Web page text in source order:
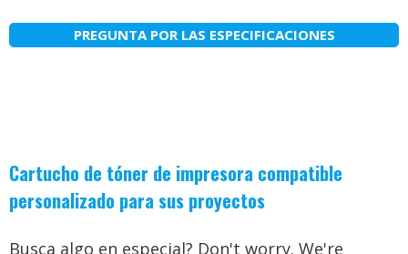
PREGUNTA POR LAS ESPECIFICACIONES
Cartucho de tóner de impresora compatible
personalizado para sus proyectos
Busca algo en especial? Don't worry. We're